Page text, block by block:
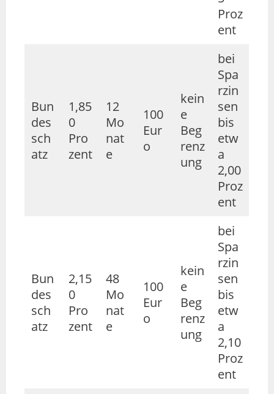
Proz
ent
Bun
des
sch
atz
1,85
0
Pro
zent
12
Mo
nat
e
100
Eur
o
kein
e
Beg
renz
ung
bei
Spa
rzin
sen
bis
etw
a
2,00
Proz
ent
Bun
des
sch
atz
2,15
0
Pro
zent
48
Mo
nat
e
100
Eur
o
kein
e
Beg
renz
ung
bei
Spa
rzin
sen
bis
etw
a
2,10
Proz
ent